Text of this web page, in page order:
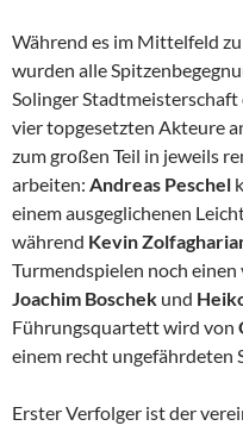
Während es im Mittelfeld
wurden alle
Solinger
vier topgesetzten Akteure
zum großen Teil in jeweils
arbeiten: Andreas Peschel
einem ausgeglichenen
während Kevin
Turmendspielen noch einen
Joachim Boschek und
Führungsquartett wird von
einem recht ungefährdeten
Erster Verfolger ist der